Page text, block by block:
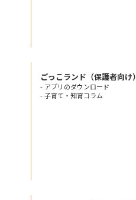
ごっこランド（保護者向け）
- アプリのダウンロード
- 子育て・知育コラム